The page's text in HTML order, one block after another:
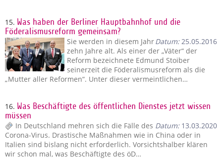
15. Was haben der Berliner Hauptbahnhof und die
Föderalismusreform gemeinsam?
Datum:25.05.2016
Sie werden in diesem Jahr
zehn Jahre alt. Als einer der „Väter“ der
Reform bezeichnete Edmund Stoiber
seinerzeit die Föderalismusreform als die
„Mutter aller Reformen“. Unter dieser vermeintlichen…
16. Was Beschäftigte des öffentlichen Dienstes jetzt wissen
müssen
Datum:13.03.2020
In Deutschland mehren sich die Fälle des
Corona-Virus. Drastische Maßnahmen wie in China oder in
Italien sind bislang nicht erforderlich. Vorsichtshalber klären
wir schon mal, was Beschäftigte des öD…